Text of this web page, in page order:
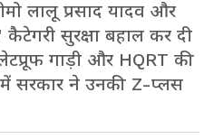
लालू प्रसाद यादव और
कैटेगरी सुरक्षा बहाल कर दी
गाड़ी और HQRT की
में सरकार ने उनकी Z-प्लस